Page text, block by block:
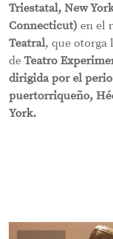
Triestatal, New
Connecticut) en el
Teatral, que otorga
de Teatro
dirigida por el
puertorriqueño,
York.